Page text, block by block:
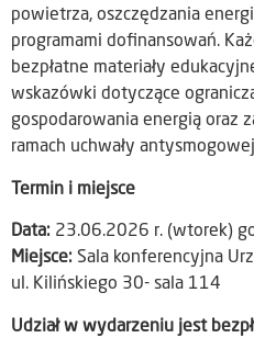
powietrza, oszczędzania
programami dofinansowań.
bezpłatne materiały
wskazówki dotyczące
gospodarowania energią oraz
ramach uchwały
Termin i miejsce
Data: 23.06.2026 r. (wtorek)
Miejsce: Sala konferencyjna
ul. Kilińskiego 30- sala 114
Udział w wydarzeniu jest